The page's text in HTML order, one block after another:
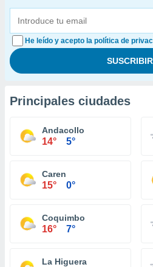
He leído y acepto la política de
Principales ciudades
Andacollo
14° 5°
Caren
15° 0°
Coquimbo
16° 7°
La Higuera